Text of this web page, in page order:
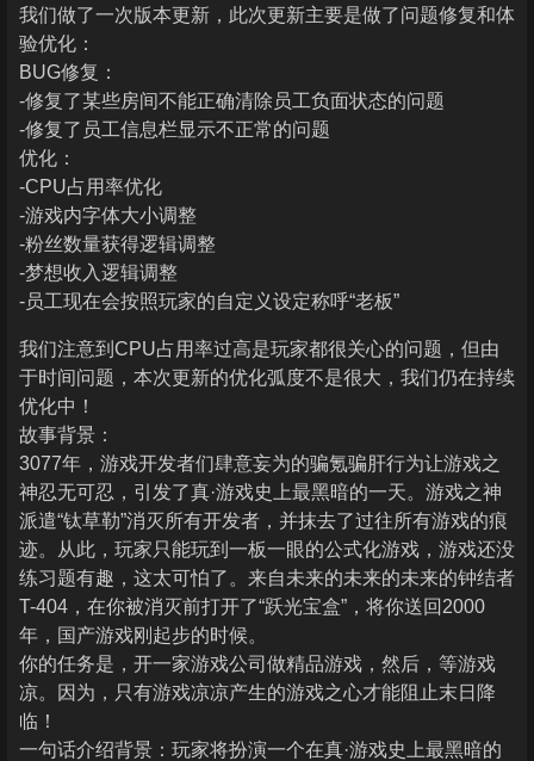
我们做了一次版本更新，此次更新主要是做了问题修复和体
验优化：
BUG修复：
-修复了某些房间不能正确清除员工负面状态的问题
-修复了员工信息栏显示不正常的问题
优化：
-CPU占用率优化
-游戏内字体大小调整
-粉丝数量获得逻辑调整
-梦想收入逻辑调整
-员工现在会按照玩家的自定义设定称呼“老板”
我们注意到CPU占用率过高是玩家都很关心的问题，但由
于时间问题，本次更新的优化弧度不是很大，我们仍在持续
优化中！
故事背景：
3077年，游戏开发者们肆意妄为的骗氪骗肝行为让游戏之
神忍无可忍，引发了真·游戏史上最黑暗的一天。游戏之神
派遣“钛草勒”消灭所有开发者，并抹去了过往所有游戏的痕
迹。从此，玩家只能玩到一板一眼的公式化游戏，游戏还没
练习题有趣，这太可怕了。来自未来的未来的未来的钟结者
T-404，在你被消灭前打开了“跃光宝盒”，将你送回2000
年，国产游戏刚起步的时候。
你的任务是，开一家游戏公司做精品游戏，然后，等游戏
凉。因为，只有游戏凉凉产生的游戏之心才能阻止末日降
临！
一句话介绍背景：玩家将扮演一个在真·游戏史上最黑暗的